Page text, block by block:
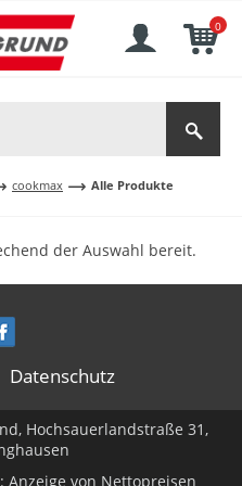
0
cookmax Alle Produkte
der Auswahl bereit.
Datenschutz
Hochsauerlandstraße 31,
von Nettopreisen